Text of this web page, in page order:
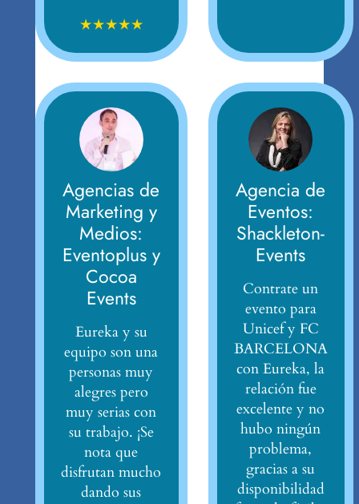
★★★★★
Agencias de
Marketing y
Medios:
Eventoplus y
Cocoa
Events
Eureka y su
equipo son una
personas muy
alegres pero
muy serias con
su trabajo. ¡Se
nota que
disfrutan mucho
dando sus
Agencia de
Eventos:
Shackleton-
Events
Contrate un
evento para
Unicef y FC
BARCELONA
con Eureka, la
relación fue
excelente y no
hubo ningún
problema,
gracias a su
disponibilidad